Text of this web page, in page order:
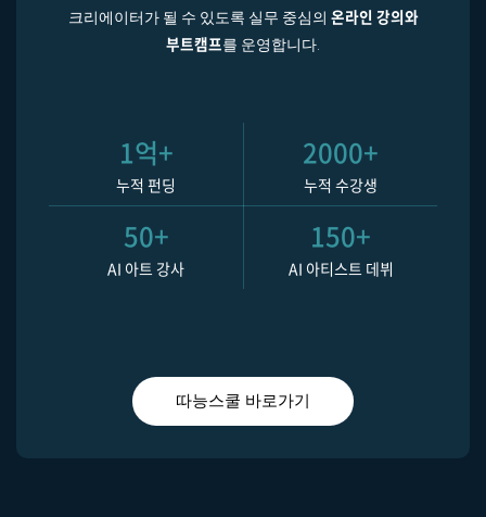
크리에이터가 될 수 있도록 실무 중심의 온라인 강의와
부트캠프를 운영합니다.
1억+
누적 펀딩
2000+
누적 수강생
50+
AI 아트 강사
150+
AI 아티스트 데뷔
따능스쿨 바로가기